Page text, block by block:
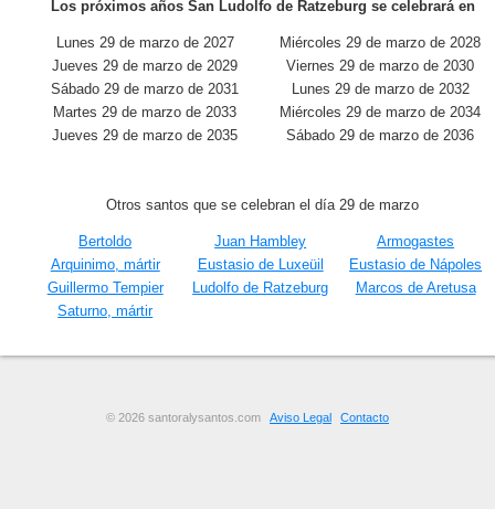
Los próximos años San Ludolfo de Ratzeburg se celebrará en
Lunes 29 de marzo de 2027
Miércoles 29 de marzo de 2028
Jueves 29 de marzo de 2029
Viernes 29 de marzo de 2030
Sábado 29 de marzo de 2031
Lunes 29 de marzo de 2032
Martes 29 de marzo de 2033
Miércoles 29 de marzo de 2034
Jueves 29 de marzo de 2035
Sábado 29 de marzo de 2036
Otros santos que se celebran el día 29 de marzo
Bertoldo Juan Hambley
Armogastes
Arquinimo, mártir
Eustasio de Luxeüil
Eustasio de Nápoles
Guillermo Tempier
Ludolfo de Ratzeburg
Marcos de Aretusa
Saturno, mártir
© 2026 santoralysantos.com Aviso Legal Contacto